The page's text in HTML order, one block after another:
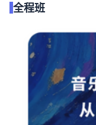
全程班